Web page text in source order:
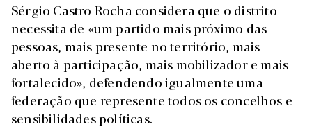
Sérgio Castro Rocha considera que o distrito
necessita de «um partido mais próximo das
pessoas, mais presente no território, mais
aberto à participação, mais mobilizador e mais
fortalecido», defendendo igualmente uma
federação que represente todos os concelhos e
sensibilidades políticas.